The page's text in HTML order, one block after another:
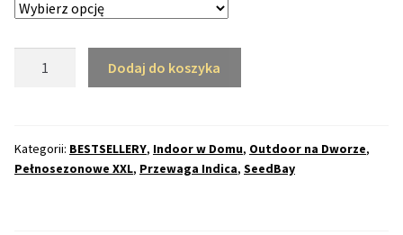
Mix Paczki i Zestawy
Duże Oryginalne Opakowania
TOP 10 Indoor
(SB)
Dodaj do koszyka
Kategorii: BESTSELLERY, Indoor w Domu, Outdoor na Dworze,
Pełnosezonowe XXL, Przewaga Indica, SeedBay